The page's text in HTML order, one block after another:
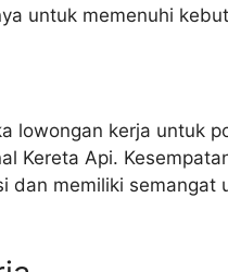
untuk memenuhi
lowongan kerja untuk
Kereta Api.
dan memiliki semangat